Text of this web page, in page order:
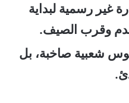
غير رسمية لبداية
وقرب الصيف.
شعبية صاخبة، بل